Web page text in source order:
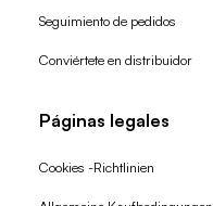
Seguimiento de pedidos
Conviértete en distribuidor
Páginas legales
Cookies -Richtlinien